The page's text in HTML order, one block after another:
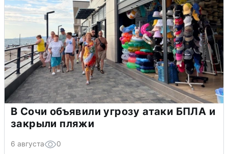
В Сочи объявили угрозу атаки БПЛА и
закрыли пляжи
6 августа 0